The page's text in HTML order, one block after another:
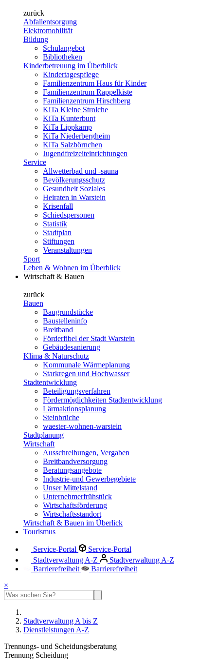
zurück
Abfallentsorgung
Elektromobilität
Bildung
Schulangebot
Bibliotheken
Kinderbetreuung im Überblick
Kindertagespflege
Familienzentrum Haus für Kinder
Familienzentrum Rappelkiste
Familienzentrum Hirschberg
KiTa Kleine Strolche
KiTa Kunterbunt
KiTa Lippkamp
KiTa Niederbergheim
KiTa Salzbörnchen
Jugendfreizeiteinrichtungen
Service
Allwetterbad und -sauna
Bevölkerungsschutz
Gesundheit Soziales
Heiraten in Warstein
Krisenfall
Schiedspersonen
Statistik
Stadtplan
Stiftungen
Veranstaltungen
Sport
Leben & Wohnen im Überblick
Wirtschaft & Bauen
zurück
Bauen
Baugrundstücke
Baustelleninfo
Breitband
Förderfibel der Stadt Warstein
Gebäudesanierung
Klima & Naturschutz
Kommunale Wärmeplanung
Starkregen und Hochwasser
Stadtentwicklung
Beteiligungsverfahren
Fördermöglichkeiten Stadtentwicklung
Lärmaktionsplanung
Steinbrüche
waester-wohnen-warstein
Stadtplanung
Wirtschaft
Ausschreibungen, Vergaben
Breitbandversorgung
Beratungsangebote
Industrie-und Gewerbegebiete
Unser Mittelstand
Unternehmerfrühstück
Wirtschaftsförderung
Wirtschaftsstandort
Wirtschaft & Bauen im Überlick
Tourismus
Service-Portal
Service-Portal
Stadtverwaltung A-Z
Stadtverwaltung A-Z
Barrierefreiheit
Barrierefreiheit
×
Stadtverwaltung A bis Z
Dienstleistungen A-Z
Trennungs- und Scheidungsberatung
Trennung Scheidung